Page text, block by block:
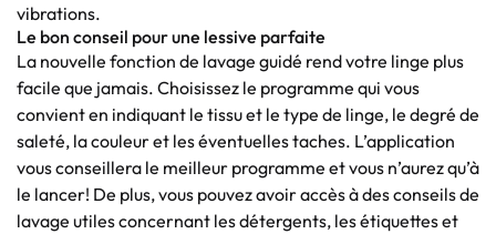
vibrations.
Le bon conseil pour une lessive parfaite
La nouvelle fonction de lavage guidé rend votre linge plus
facile que jamais. Choisissez le programme qui vous
convient en indiquant le tissu et le type de linge, le degré de
saleté, la couleur et les éventuelles taches. L’application
vous conseillera le meilleur programme et vous n’aurez qu’à
le lancer! De plus, vous pouvez avoir accès à des conseils de
lavage utiles concernant les détergents, les étiquettes et